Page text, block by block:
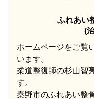
ふれあい
(
ホームページをご覧
います。
柔道整復師の杉山智
す。
秦野市のふれあい整